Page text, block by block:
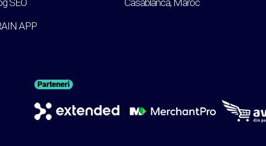
SEO
APP
Casablanca, Maroc
Parteneri